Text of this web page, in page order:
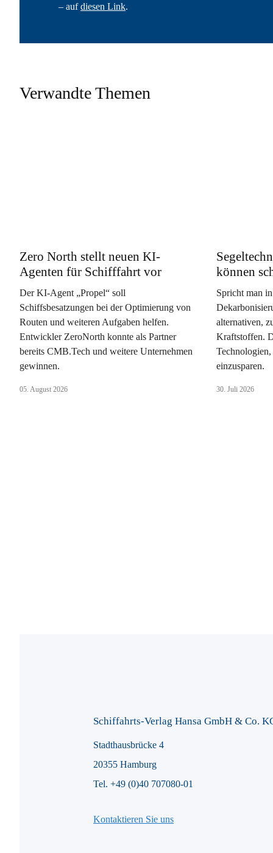
– aufdiesen Link.
Verwandte Themen
Zero North stellt neuen KI-
Agenten für Schifffahrt vor
Der KI-Agent „Propel“ soll
Schiffsbesatzungen bei der Optimierung von
Routen und weiteren Aufgaben helfen.
Entwickler ZeroNorth konnte als Partner
bereits CMB.Tech und weitere Unternehmen
gewinnen.
05. August 2026
können
Spricht man
alternativen,
Kraftstoffen.
einzusparen.
30. Juli 2026
Schiffahrts-Verlag Hansa GmbH & Co.
Stadthausbrücke 4
20355 Hamburg
Tel. +49 (0)40 707080-01
Kontaktieren Sie uns